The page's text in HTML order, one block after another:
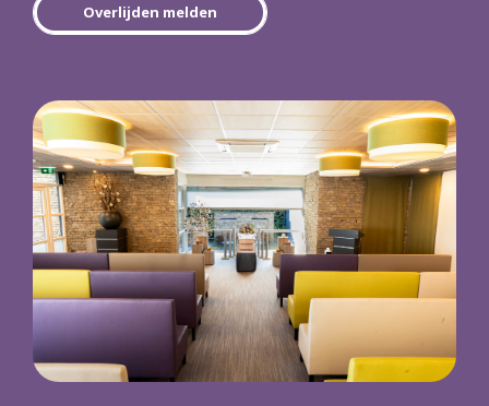
Overlijden melden